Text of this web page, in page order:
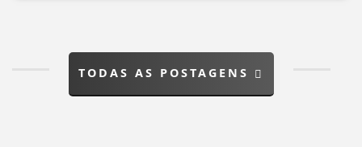
TODAS AS POSTAGENS